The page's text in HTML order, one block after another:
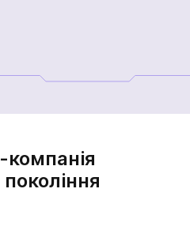
Антени для зв'язку
виробництва